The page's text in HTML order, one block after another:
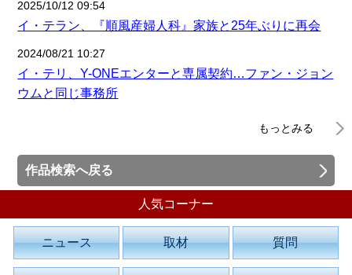
2025/10/12 09:54
イ・テラン、『順風産婦人科』家族と25年ぶりに再会
2024/08/21 10:27
イ・テリ、Y-ONEエンターと専属契約…ファン・ジョン
ウムと同じ事務所
もっとみる
作品検索へ戻る
人気コーナー
ニュース 取材 質問